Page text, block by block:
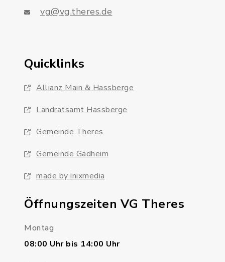
vg@vg.theres.de
Quicklinks
Allianz Main & Hassberge
Landratsamt Hassberge
Gemeinde Theres
Gemeinde Gädheim
made by inixmedia
Öffnungszeiten VG Theres
Montag
08:00 Uhr bis 14:00 Uhr